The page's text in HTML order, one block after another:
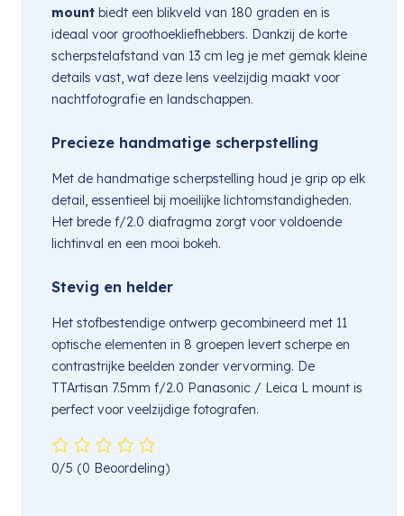
mount biedt een blikveld van 180 graden en is
ideaal voor groothoekliefhebbers. Dankzij de korte
scherpstelafstand van 13 cm leg je met gemak kleine
details vast, wat deze lens veelzijdig maakt voor
nachtfotografie en landschappen.
Precieze handmatige scherpstelling
Met de handmatige scherpstelling houd je grip op elk
detail, essentieel bij moeilijke lichtomstandigheden.
Het brede f/2.0 diafragma zorgt voor voldoende
lichtinval en een mooi bokeh.
Stevig en helder
Het stofbestendige ontwerp gecombineerd met 11
optische elementen in 8 groepen levert scherpe en
contrastrijke beelden zonder vervorming. De
TTArtisan 7.5mm f/2.0 Panasonic / Leica L mount is
perfect voor veelzijdige fotografen.
0/5 (0 Beoordeling)